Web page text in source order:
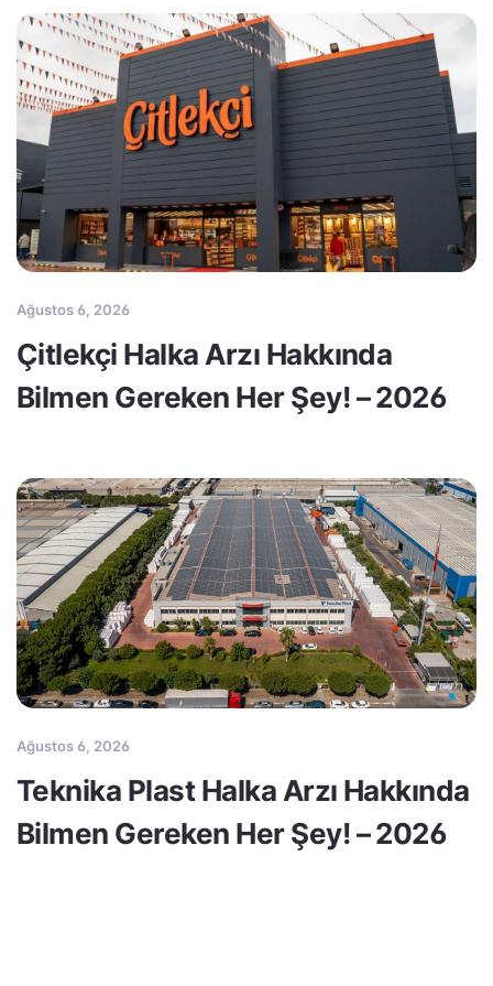
Ağustos 6, 2026
Çitlekçi Halka Arzı Hakkında
Bilmen Gereken Her Şey! – 2026
Ağustos 6, 2026
Teknika Plast Halka Arzı Hakkında
Bilmen Gereken Her Şey! – 2026